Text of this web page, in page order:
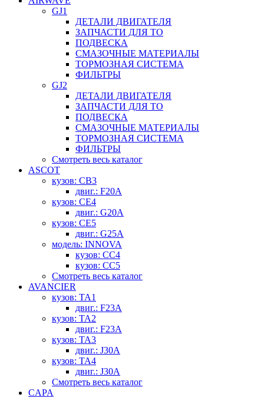
GJ1
ДЕТАЛИ ДВИГАТЕЛЯ
ЗАПЧАСТИ ДЛЯ ТО
ПОДВЕСКА
СМАЗОЧНЫЕ МАТЕРИАЛЫ
ТОРМОЗНАЯ СИСТЕМА
ФИЛЬТРЫ
GJ2
ДЕТАЛИ ДВИГАТЕЛЯ
ЗАПЧАСТИ ДЛЯ ТО
ПОДВЕСКА
СМАЗОЧНЫЕ МАТЕРИАЛЫ
ТОРМОЗНАЯ СИСТЕМА
ФИЛЬТРЫ
Смотреть весь каталог
ASCOT
кузов: CB3
двиг.: F20A
кузов: CE4
двиг.: G20A
кузов: CE5
двиг.: G25A
модель: INNOVA
кузов: CC4
кузов: CC5
Смотреть весь каталог
AVANCIER
кузов: TA1
двиг.: F23A
кузов: TA2
двиг.: F23A
кузов: TA3
двиг.: J30A
кузов: TA4
двиг.: J30A
Смотреть весь каталог
CAPA